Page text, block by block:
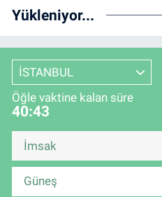
Yükleniyor...
İSTANBUL
Öğle vaktine kalan süre
40:43
İmsak
Güneş